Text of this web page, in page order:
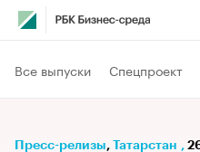
Все выпуски Спецпроект
Пресс-релизы⁠, Татарстан ,